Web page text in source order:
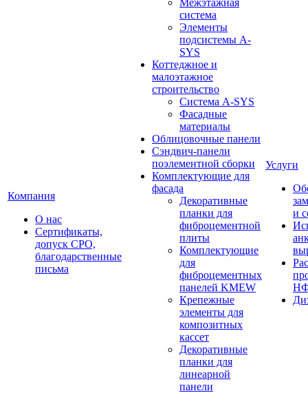
Компания
О нас
Сертификаты,
допуск СРО,
благодарственные
письма
Межэтажная
система
Элементы
подсистемы A-
SYS
Коттеджное и
малоэтажное
строительство
Система A-SYS
Фасадные
материалы
Облицовочные панели
Сэндвич-панели
поэлементной сборки
Комплектующие для
фасада
Декоративные
планки для
фиброцементной
плиты
Комплектующие
для
фиброцементных
панелей KMEW
Крепежные
элементы для
композитных
кассет
Декоративные
планки для
линеарной
панели
Услуги
и